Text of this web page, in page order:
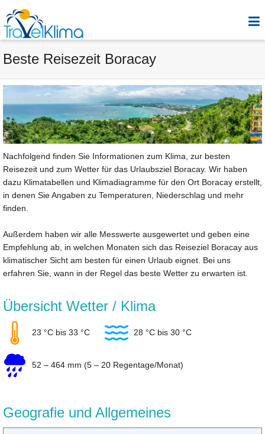
Beste Reisezeit Boracay
Nachfolgend finden Sie Informationen zum Klima, zur besten
Reisezeit und zum Wetter für das Urlaubsziel Boracay. Wir haben
dazu Klimatabellen und Klimadiagramme für den Ort Boracay erstellt,
in denen Sie Angaben zu Temperaturen, Niederschlag und mehr
finden.
Außerdem haben wir alle Messwerte ausgewertet und geben eine
Empfehlung ab, in welchen Monaten sich das Reiseziel Boracay aus
klimatischer Sicht am besten für einen Urlaub eignet. Bei uns
erfahren Sie, wann in der Regel das beste Wetter zu erwarten ist.
Übersicht Wetter / Klima
23 °C bis 33 °C 28 °C bis 30 °C
52 – 464 mm (5 – 20 Regentage/Monat)
Geografie und Allgemeines